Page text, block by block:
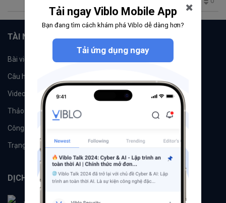
TÀI NGUYÊN
Bài viết
Câu hỏi
Videos Tác giả
Thảo luận Đề xuất hệ thống
Công cụ
Trạng thái hệ thống
DỊCH VỤ
Tải ngay Viblo Mobile App
Bạn đang tìm cách khám phá Viblo dễ dàng hơn?
Tải ứng dụng ngay